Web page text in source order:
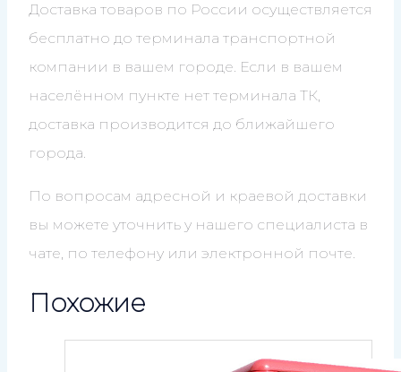
Доставка товаров по России осуществляется
бесплатно до терминала транспортной
компании в вашем городе. Если в вашем
населённом пункте нет терминала ТК,
доставка производится до ближайшего
города.
По вопросам адресной и краевой доставки
вы можете уточнить у нашего специалиста в
чате, по телефону или электронной почте.
Похожие